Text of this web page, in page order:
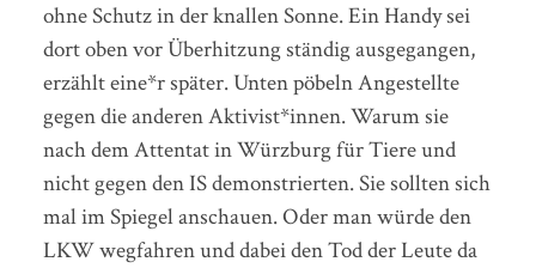
ohne Schutz in der knallen Sonne. Ein Handy sei
dort oben vor Überhitzung ständig ausgegangen,
erzählt eine*r später. Unten pöbeln Angestellte
gegen die anderen Aktivist*innen. Warum sie
nach dem Attentat in Würzburg für Tiere und
nicht gegen den IS demonstrierten. Sie sollten sich
mal im Spiegel anschauen. Oder man würde den
LKW wegfahren und dabei den Tod der Leute da